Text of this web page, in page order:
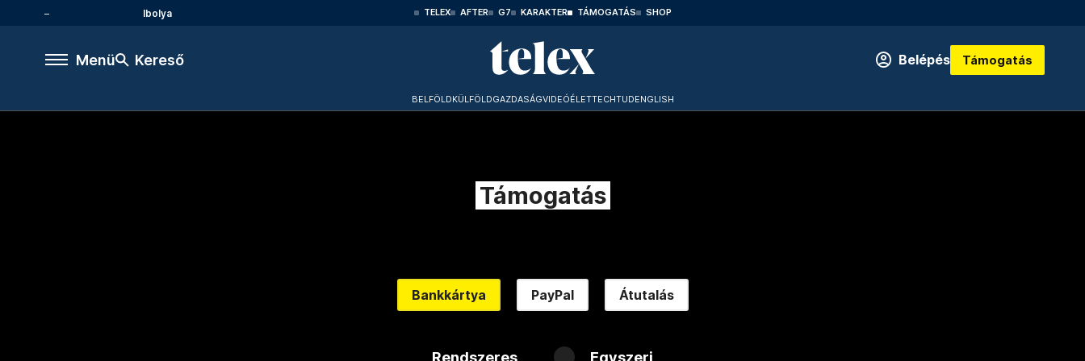
Ibolya TELEX AFTER G7 KARAKTER TÁMOGATÁS SHOP
Menü Kereső Belépés Támogatás
BELFÖLDKÜLFÖLDGAZDASÁGVIDEÓÉLETTECHTUDENGLISH
Támogatás
Bankkártya PayPal Átutalás
Rendszeres Egyszeri